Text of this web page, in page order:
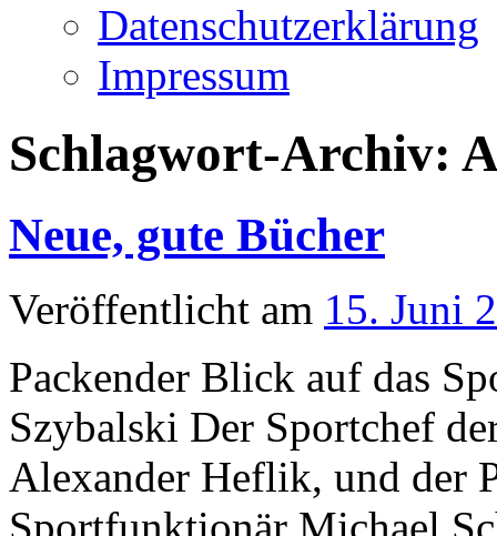
Datenschutzerklärung
Impressum
Schlagwort-Archiv:
Neue, gute Bücher
Veröffentlicht am 15. Juni
Packender Blick auf das
Szybalski Der Sportchef
Alexander Heflik, und der
Sportfunktionär Michael